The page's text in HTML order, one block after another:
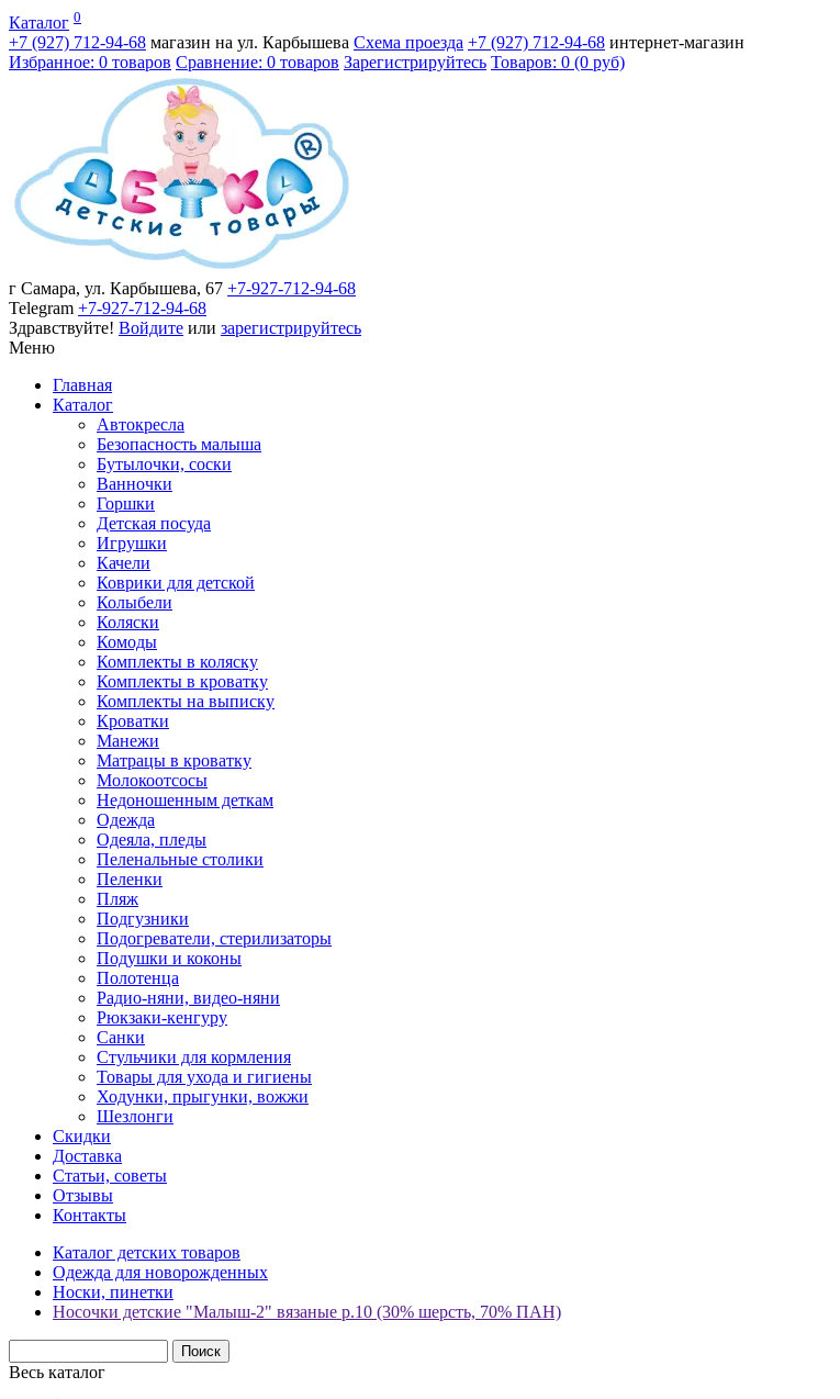
Каталог 0
+7 (927) 712-94-68 магазин на ул. Карбышева Схема проезда +7 (927) 712-94-68 интернет-магазин
Избранное: 0 товаров Сравнение: 0 товаров Зарегистрируйтесь Товаров: 0 (0 руб)
г Самара, ул. Карбышева, 67 +7-927-712-94-68
Telegram +7-927-712-94-68
Здравствуйте! Войдите или зарегистрируйтесь
Меню
Главная
Каталог
Автокресла
Безопасность малыша
Бутылочки, соски
Ванночки
Горшки
Детская посуда
Игрушки
Качели
Коврики для детской
Колыбели
Коляски
Комоды
Комплекты в коляску
Комплекты в кроватку
Комплекты на выписку
Кроватки
Манежи
Матрацы в кроватку
Молокоотсосы
Недоношенным деткам
Одежда
Одеяла, пледы
Пеленальные столики
Пеленки
Пляж
Подгузники
Подогреватели, стерилизаторы
Подушки и коконы
Полотенца
Радио-няни, видео-няни
Рюкзаки-кенгуру
Санки
Стульчики для кормления
Товары для ухода и гигиены
Ходунки, прыгунки, вожжи
Шезлонги
Скидки
Доставка
Статьи, советы
Отзывы
Контакты
Каталог детских товаров
Одежда для новорожденных
Носки, пинетки
Носочки детские "Малыш-2" вязаные р.10 (30% шерсть, 70% ПАН)
Весь каталог